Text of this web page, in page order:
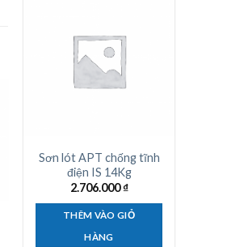
Sơn ngoại thất
Maxilite Ultima 18L
Sơn lót APT chống tĩnh
điện IS 14Kg
2.706.000₫
THÊM VÀO GIỎ
HÀNG